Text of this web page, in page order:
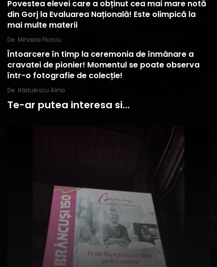
Povestea elevei care a obținut cea mai mare notă
din Gorj la Evaluarea Națională! Este olimpică la
mai multe materii
De Mihaela Floroiu
Întoarcere în timp la ceremonia de înmânare a
cravatei de pionier! Momentul se poate observa
într-o fotografie de colecție!
De Rădulescu Alina
Te-ar putea interesa si...